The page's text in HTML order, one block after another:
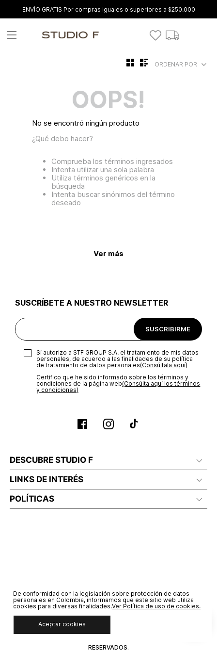
ENVÍO GRATIS Por compras iguales o superiores a $250.000
ORDENAR POR
OOPS!
No se encontró ningún producto
¿Qué debo hacer?
Comprueba los términos ingresados
Intenta utilizar una sola palabra
Utiliza términos genéricos en la
búsqueda
Intenta buscar sinónimos del término
deseado
Ver más
SUSCRÍBETE A NUESTRO NEWSLETTER
SUSCRIBIRME
Sí autorizo a STF GROUP S.A. el tratamiento de mis datos
personales, de acuerdo a las finalidades de su política
de tratamiento de datos personales‎(Consúltala aquí)
Certifico que he sido informado sobre los términos y
condiciones de la página web‎(Consúlta aquí los términos
y condiciones)
DESCUBRE STUDIO F
LINKS DE INTERÉS
POLÍTICAS
RESERVADOS.
De conformidad con la legislación sobre protección de datos
personales en Colombia, informamos que este sitio web utiliza
cookies para diversas finalidades.Ver Política de uso de cookies.
Aceptar cookies